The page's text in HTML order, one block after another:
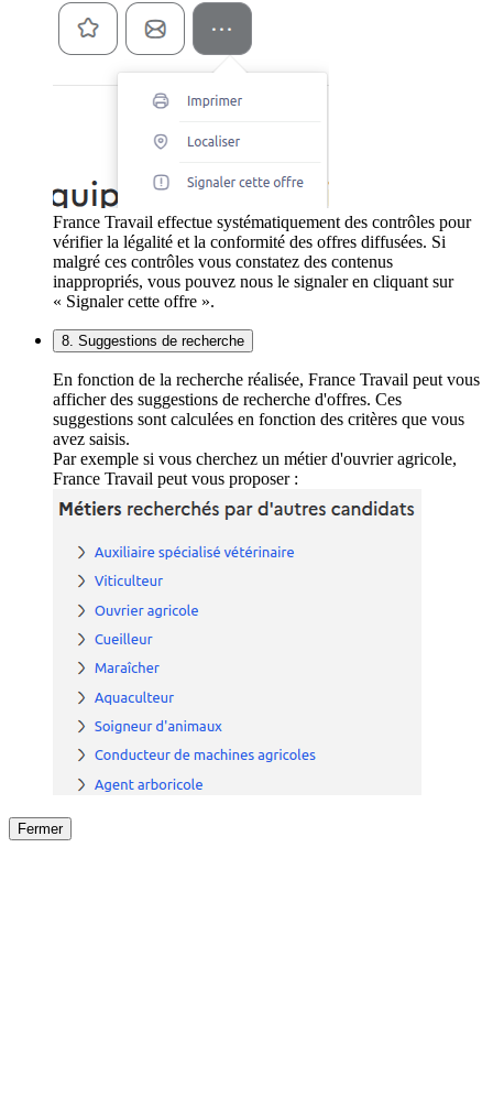
France Travail effectue systématiquement des contrôles pour
vérifier la légalité et la conformité des offres diffusées. Si
malgré ces contrôles vous constatez des contenus
inappropriés, vous pouvez nous le signaler en cliquant sur
« Signaler cette offre ».
8. Suggestions de recherche
En fonction de la recherche réalisée, France Travail peut vous
afficher des suggestions de recherche d'offres. Ces
suggestions sont calculées en fonction des critères que vous
avez saisis.
Par exemple si vous cherchez un métier d'ouvrier agricole,
France Travail peut vous proposer :
Fermer